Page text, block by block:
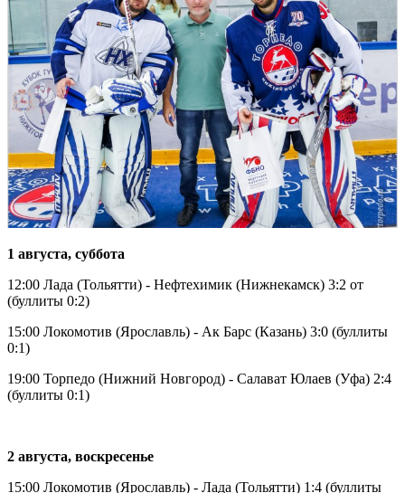
1 августа, суббота
12:00 Лада (Тольятти) - Нефтехимик (Нижнекамск) 3:2 от
(буллиты 0:2)
15:00 Локомотив (Ярославль) - Ак Барс (Казань) 3:0 (буллиты
0:1)
19:00 Торпедо (Нижний Новгород) - Салават Юлаев (Уфа) 2:4
(буллиты 0:1)
2 августа, воскресенье
15:00 Локомотив (Ярославль) - Лада (Тольятти) 1:4 (буллиты